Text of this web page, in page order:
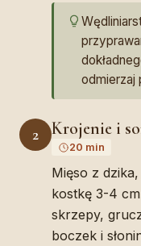
odmierzaj
2 Krojenie i
20 min
Mięso z
kostkę 3-4
skrzepy,
boczek i